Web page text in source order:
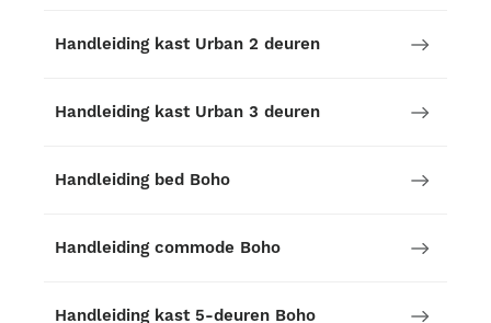
Handleiding kast Urban 2 deuren
Handleiding kast Urban 3 deuren
Handleiding bed Boho
Handleiding commode Boho
Handleiding kast 5-deuren Boho